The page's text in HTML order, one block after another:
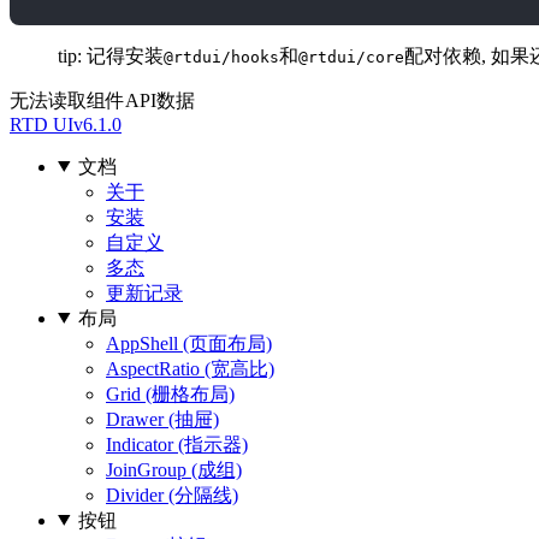
tip: 记得安装@rtdui/hooks和@rtdui/core配对依赖, 如果
无法读取组件API数据
RTD UIv6.1.0
文档
关于
安装
自定义
多态
更新记录
布局
AppShell (页面布局)
AspectRatio (宽高比)
Grid (栅格布局)
Drawer (抽屉)
Indicator (指示器)
JoinGroup (成组)
Divider (分隔线)
按钮